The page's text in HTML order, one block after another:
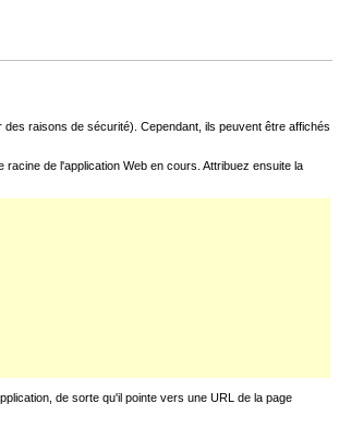
raisons de sécurité). Cependant, ils peuvent être affichés
de l'application Web en cours. Attribuez ensuite la
de sorte qu'il pointe vers une URL de la page